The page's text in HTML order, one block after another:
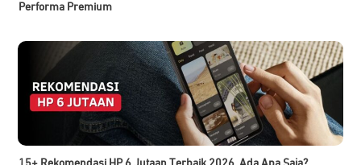
Performa Premium